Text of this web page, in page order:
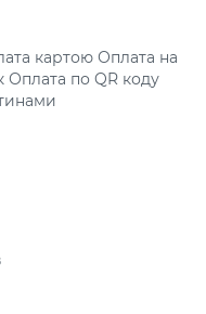
картою Оплата на
Оплата по QR коду